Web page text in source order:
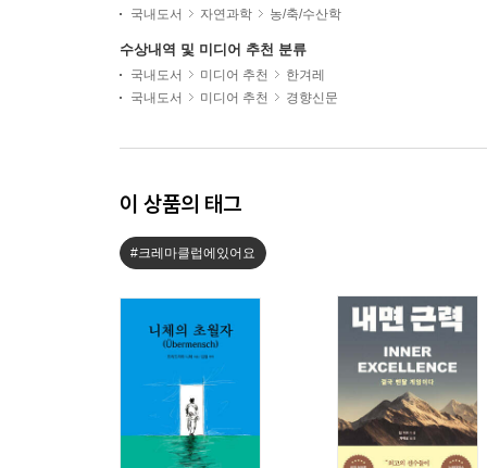
국내도서
자연과학 농/축/수산학
수상내역 및 미디어 추천 분류
국내도서 미디어 추천
한겨레
국내도서
미디어 추천 경향신문
이 상품의 태그
#크레마클럽에있어요